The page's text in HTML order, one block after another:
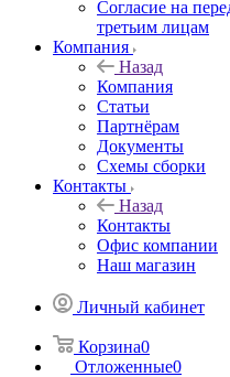
Согласие на
третьим лицам
Компания
Назад
Компания
Статьи
Партнёрам
Документы
Схемы сборки
Контакты
Назад
Контакты
Офис компании
Наш магазин
Личный кабинет
Корзина0
Отложенные0